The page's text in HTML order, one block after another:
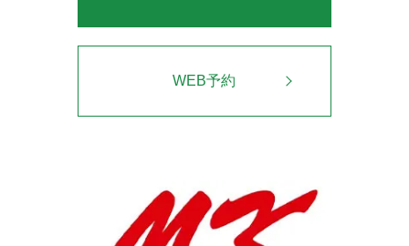
WEB予約